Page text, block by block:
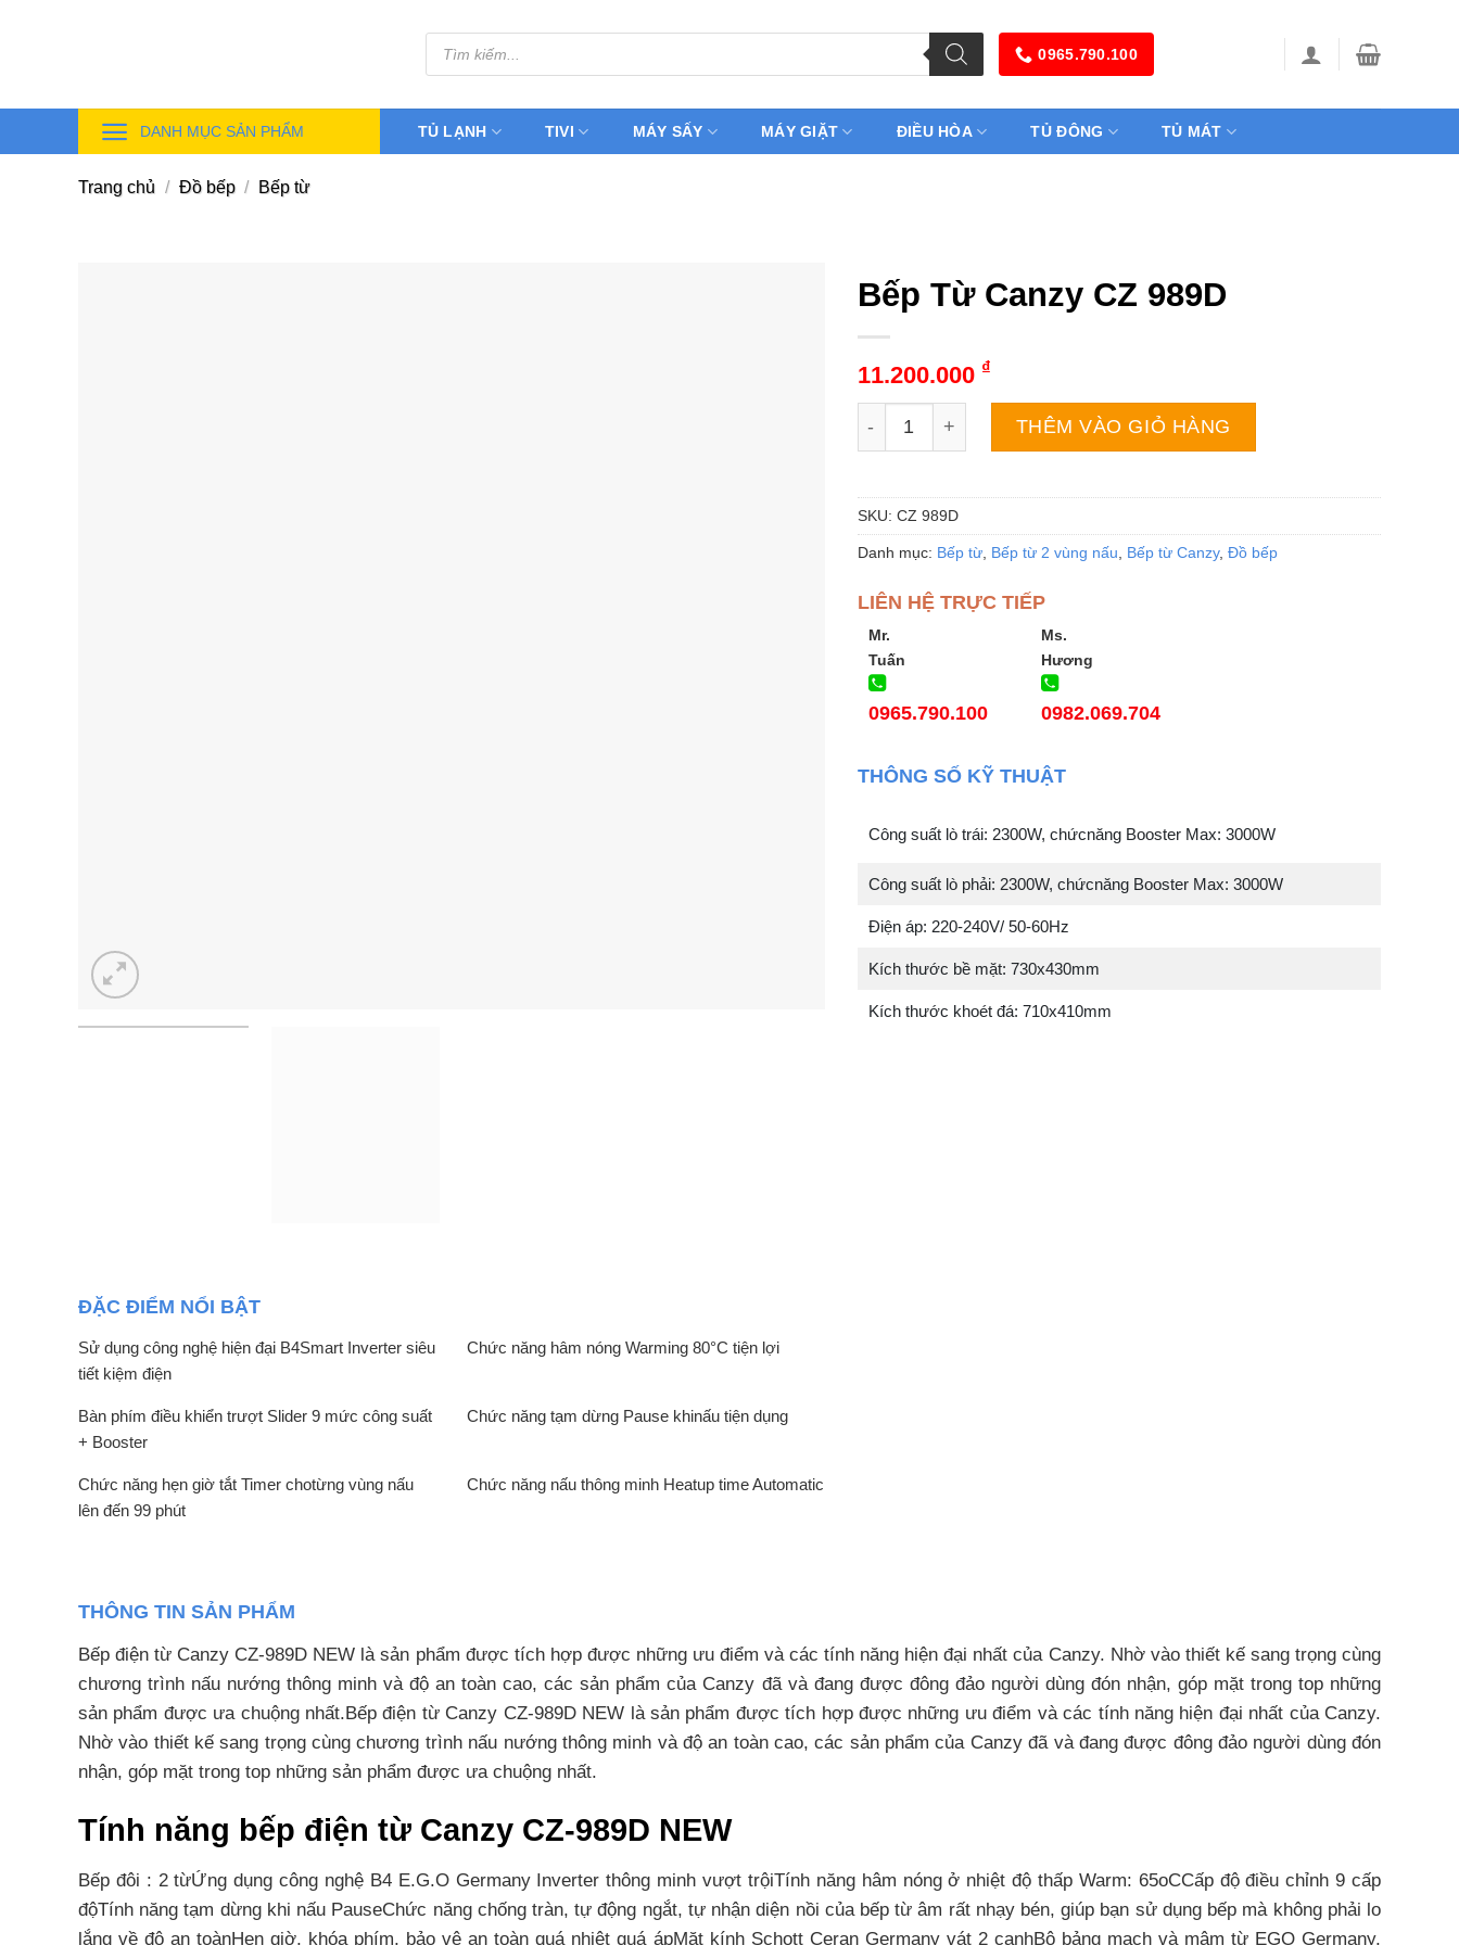
Tìm
kiếm
sản
0965.790.100
DANH MỤC SẢN PHẨM TỦ LẠNH TIVI MÁY SẤY MÁY GIẶT ĐIỀU HÒA TỦ ĐÔNG TỦ MÁT
Trang chủ / Đồ bếp / Bếp từ
ĐẶC ĐIỂM NỔI BẬT
Sử dụng công nghệ hiện đại B4Smart Inverter siêu
tiết kiệm điện
Chức năng hâm nóng Warming 80°C tiện lợi
Bàn phím điều khiển trượt Slider 9 mức công suất
+ Booster
Chức năng tạm dừng Pause khinấu tiện dụng
Chức năng hẹn giờ tắt Timer chotừng vùng nấu
lên đến 99 phút
Chức năng nấu thông minh Heatup time Automatic
Bếp Từ Canzy CZ 989D
11.200.000 ₫
Bếp Từ Canzy CZ 989D số lượng
THÊM VÀO GIỎ HÀNG
SKU: CZ 989D
Danh mục: Bếp từ, Bếp từ 2 vùng nấu Bếp từ Canzy, Đồ bếp
LIÊN HỆ TRỰC TIẾP
Mr.
Tuấn
0965.790.100
Ms.
Hương
0982.069.704
THÔNG SỐ KỸ THUẬT
Công suất lò trái: 2300W, chứcnăng Booster Max: 3000W
Công suất lò phải: 2300W, chứcnăng Booster Max: 3000W
Điện áp: 220-240V/ 50-60Hz
Kích thước bề mặt: 730x430mm
Kích thước khoét đá: 710x410mm
THÔNG TIN SẢN PHẨM
Bếp điện từ Canzy CZ-989D NEW là sản phẩm được tích hợp được những ưu điểm và các tính năng hiện đại nhất của Canzy. Nhờ vào thiết kế sang trọng cùng
chương trình nấu nướng thông minh và độ an toàn cao, các sản phẩm của Canzy đã và đang được đông đảo người dùng đón nhận, góp mặt trong top những
sản phẩm được ưa chuộng nhất.Bếp điện từ Canzy CZ-989D NEW là sản phẩm được tích hợp được những ưu điểm và các tính năng hiện đại nhất của Canzy.
Nhờ vào thiết kế sang trọng cùng chương trình nấu nướng thông minh và độ an toàn cao, các sản phẩm của Canzy đã và đang được đông đảo người dùng đón
nhận, góp mặt trong top những sản phẩm được ưa chuộng nhất.
Tính năng bếp điện từ Canzy CZ-989D NEW
Bếp đôi : 2 từỨng dụng công nghệ B4 E.G.O Germany Inverter thông minh vượt trộiTính năng hâm nóng ở nhiệt độ thấp Warm: 65oCCấp độ điều chỉnh 9 cấp
độTính năng tạm dừng khi nấu PauseChức năng chống tràn, tự động ngắt, tự nhận diện nồi của bếp từ âm rất nhạy bén, giúp bạn sử dụng bếp mà không phải lo
lắng về độ an toànHẹn giờ, khóa phím, bảo vệ an toàn quá nhiệt quá ápMặt kính Schott Ceran Germany vát 2 cạnhBộ bảng mạch và mâm từ EGO Germany,